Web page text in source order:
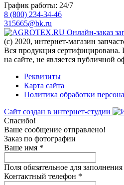
График работы: 24/7
8 (800) 234-34-46
315665@bk.ru
Онлайн-заказ
(c) 2020, интернет-магазин
Вся продукция
на сайте, не является публичной
Реквизиты
Карта сайта
Политика обработки
Сайт создан в интернет-студии
Спасибо!
Ваше сообщение отправлено!
Заказ по фотографии
Ваше имя *
Поля обязательное для заполнения
Контактный телефон *